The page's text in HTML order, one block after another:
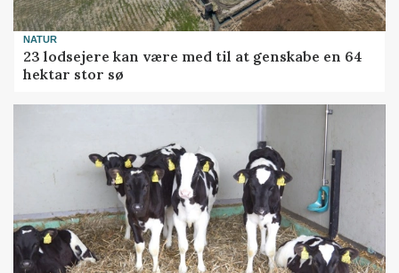
NATUR
23 lodsejere kan være med til at genskabe en 64
hektar stor sø